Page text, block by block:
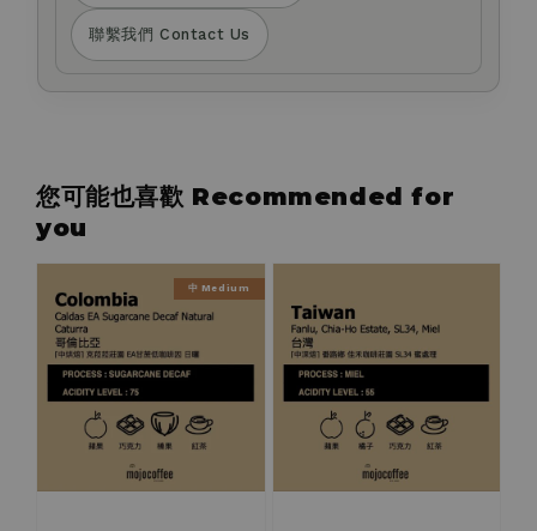
聯繫我們 Contact Us
您可能也喜歡 Recommended for
you
中 Medium